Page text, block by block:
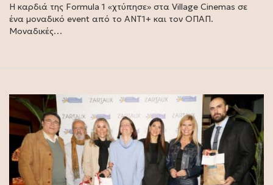
Η καρδιά της Formula 1 «χτύπησε» στα Village Cinemas σε
ένα μοναδικό event από το ΑΝΤ1+ και τον ΟΠΑΠ.
Μοναδικές…